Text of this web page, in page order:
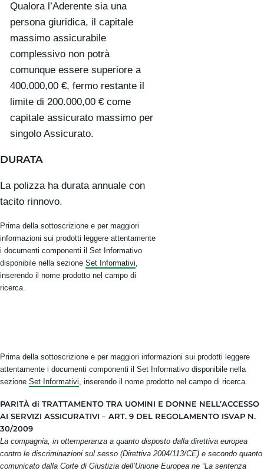
Qualora l’Aderente sia una
persona giuridica, il capitale
massimo assicurabile
complessivo non potrà
comunque essere superiore a
400.000,00 €, fermo restante il
limite di 200.000,00 € come
capitale assicurato massimo per
singolo Assicurato.
DURATA
La polizza ha durata annuale con
tacito rinnovo.
Prima della sottoscrizione e per maggiori
informazioni sui prodotti leggere attentamente
i documenti componenti il Set Informativo
disponibile nella sezione Set Informativi,
inserendo il nome prodotto nel campo di
ricerca.
Prima della sottoscrizione e per maggiori informazioni sui prodotti leggere
attentamente i documenti componenti il Set Informativo disponibile nella
sezione Set Informativi, inserendo il nome prodotto nel campo di ricerca.
PARITÀ di TRATTAMENTO TRA UOMINI E DONNE NELL’ACCESSO
AI SERVIZI ASSICURATIVI – ART. 9 DEL REGOLAMENTO ISVAP N.
30/2009
La compagnia, in ottemperanza a quanto disposto dalla direttiva europea
contro le discriminazioni sul sesso (Direttiva 2004/113/CE) e secondo quanto
comunicato dalla Corte di Giustizia dell’Unione Europea ne “La sentenza